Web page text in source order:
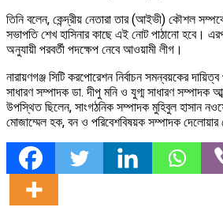
তিনি বলেন, কেন্দ্রীয় নেতারা তার (আইভী) কৌশল
সভাপতি শেখ হাসিনার কাছে এই নোট পাঠানো হবে।
অনুযায়ী পরবর্তী পদক্ষেপ নেবে আওয়ামী লীগ।
নারায়ণগঞ্জ সিটি করপোরেশন নির্বাচন সমন্বয়কের
সাধারণ সম্পাদক ডা. দীপু মনি ও যুগ্ম সাধারণ সম্পাদক
উপস্থিত ছিলেন, সাংগঠনিক সম্পাদক মুহিবুল হাসান
মোজাম্মেল হক, বন ও পরিবেশবিষয়ক সম্পাদক দেলোয়ার